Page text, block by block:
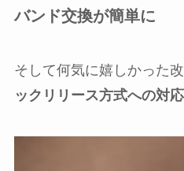
バンド交換が簡単に
そして何気に嬉しかった
ックリリース方式への対応